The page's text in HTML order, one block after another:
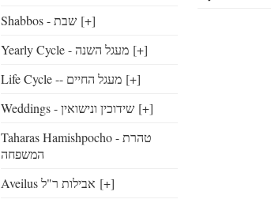
Shabbos - שבת [+]
Yearly Cycle - מעגל השנה [+]
Life Cycle -- מעגל החיים [+]
Weddings - שידוכין ונישואין [+]
Taharas Hamishpocho - טהרת
המשפחה
Aveilus אבילות ר"ל [+]